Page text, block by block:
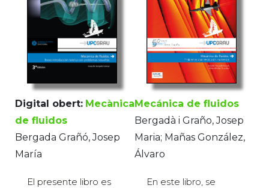
Digital obert: Mecànica
de fluidos
Bergada Grañó, Josep
María
El presente libro es
Mecánica de fluidos
Bergadà i Graño, Josep
Maria; Mañas González,
Álvaro
En este libro, se